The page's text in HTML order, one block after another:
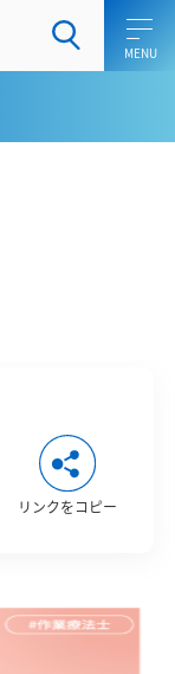
リンクをコピー